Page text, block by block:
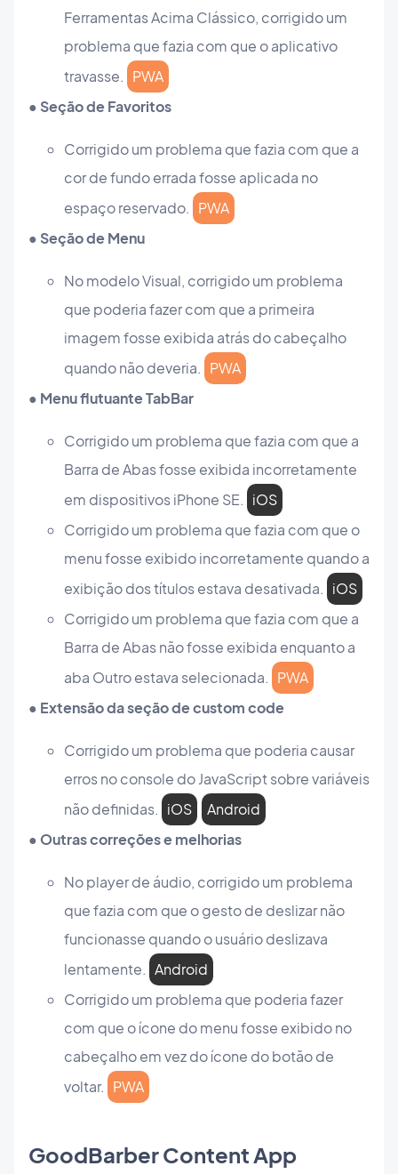
Ferramentas Acima Clássico, corrigido um
problema que fazia com que o aplicativo
travasse. PWA
● Seção de Favoritos
Corrigido um problema que fazia com que a
cor de fundo errada fosse aplicada no
espaço reservado. PWA
● Seção de Menu
No modelo Visual, corrigido um problema
que poderia fazer com que a primeira
imagem fosse exibida atrás do cabeçalho
quando não deveria. PWA
● Menu flutuante TabBar
Corrigido um problema que fazia com que a
Barra de Abas fosse exibida incorretamente
em dispositivos iPhone SE. iOS
Corrigido um problema que fazia com que o
menu fosse exibido incorretamente quando a
exibição dos títulos estava desativada. iOS
Corrigido um problema que fazia com que a
Barra de Abas não fosse exibida enquanto a
aba Outro estava selecionada. PWA
● Extensão da seção de custom code
Corrigido um problema que poderia causar
erros no console do JavaScript sobre variáveis
não definidas. iOS
Android
● Outras correções e melhorias
No player de áudio, corrigido um problema
que fazia com que o gesto de deslizar não
funcionasse quando o usuário deslizava
lentamente. Android
Corrigido um problema que poderia fazer
com que o ícone do menu fosse exibido no
cabeçalho em vez do ícone do botão de
voltar. PWA
GoodBarber Content App